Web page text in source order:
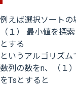
例えば選択ソートの
（１） 最小値を探
とする
というアルゴリズ
数列の数をn、（１
をTsとすると